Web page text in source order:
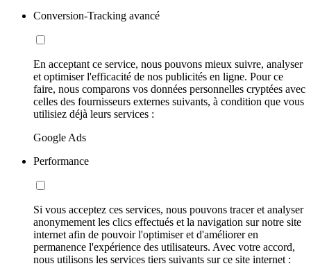
Conversion-Tracking avancé
En acceptant ce service, nous pouvons mieux suivre, analyser
et optimiser l'efficacité de nos publicités en ligne. Pour ce
faire, nous comparons vos données personnelles cryptées avec
celles des fournisseurs externes suivants, à condition que vous
utilisiez déjà leurs services :
Google Ads
Performance
Si vous acceptez ces services, nous pouvons tracer et analyser
anonymement les clics effectués et la navigation sur notre site
internet afin de pouvoir l'optimiser et d'améliorer en
permanence l'expérience des utilisateurs. Avec votre accord,
nous utilisons les services tiers suivants sur ce site internet :